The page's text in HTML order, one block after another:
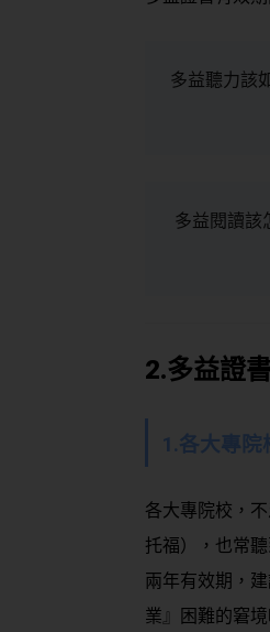
多益聽力該
多益閱讀該
2.多益證
1.各大專院
各大專院校，
托福），也常
兩年有效期，
業』困難的窘境